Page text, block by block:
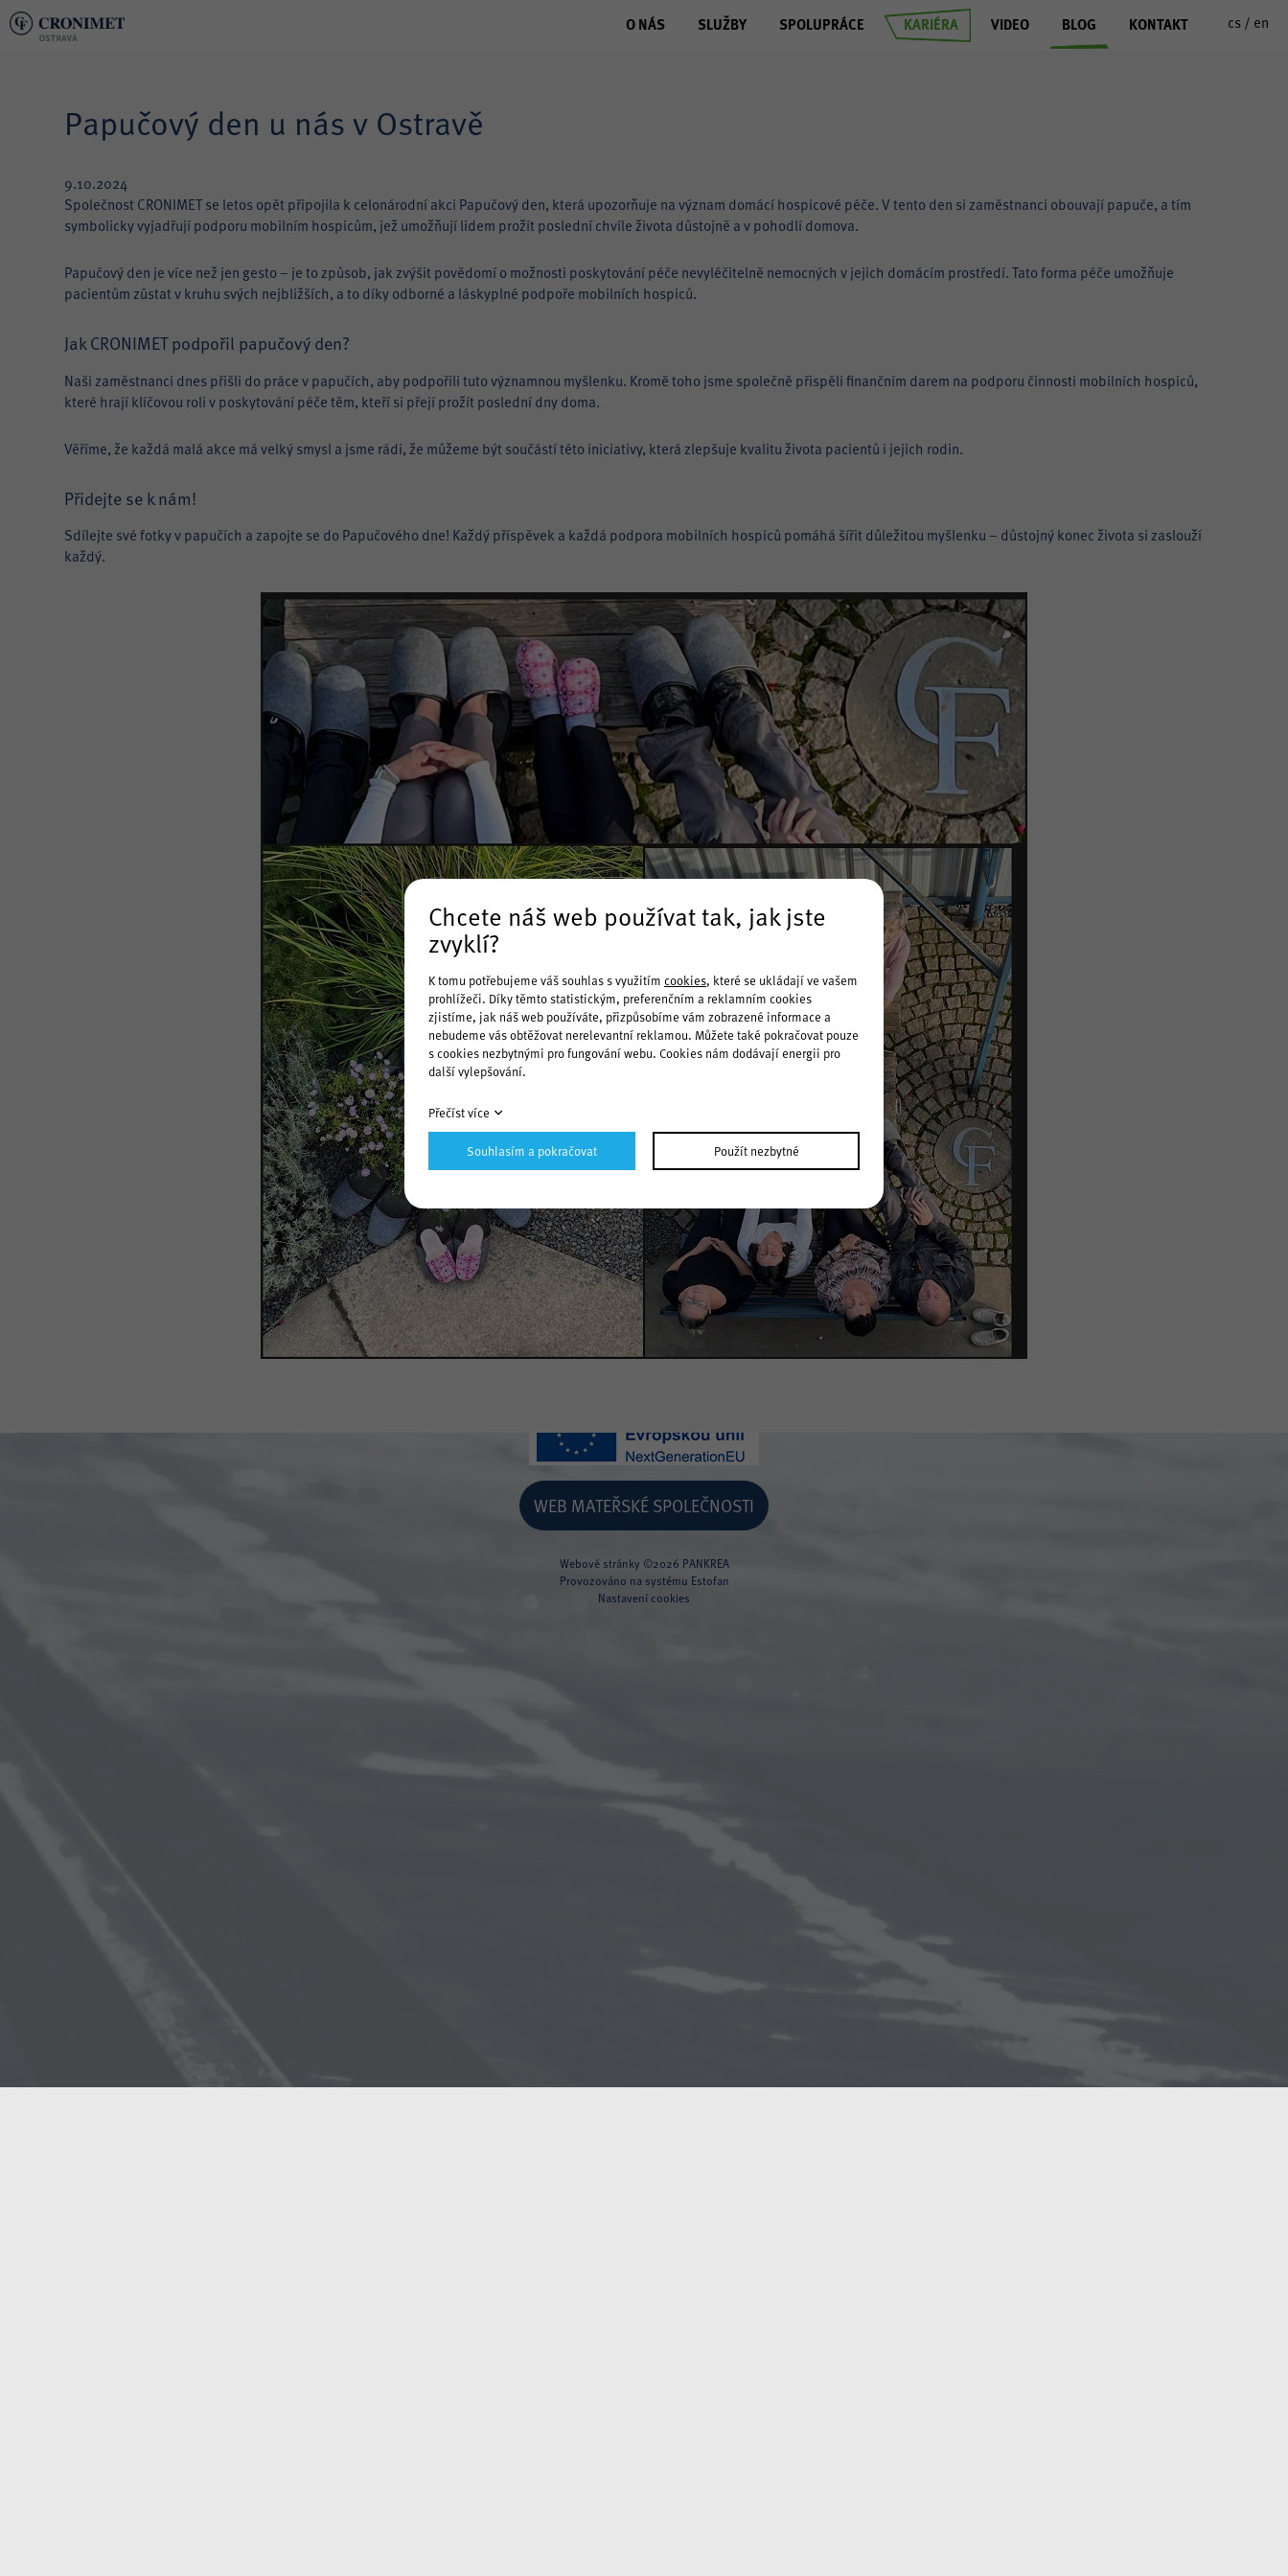
cs / en
O NÁS SLUŽBY SPOLUPRÁCE KARIÉRA VIDEO BLOG KONTAKT
Papučový den u nás v Ostravě
9.10.2024
Společnost CRONIMET se letos opět připojila k celonárodní akci Papučový den, která upozorňuje na význam domácí hospicové péče. V tento den si zaměstnanci obouvají papuče, a tím
symbolicky vyjadřují podporu mobilním hospicům, jež umožňují lidem prožít poslední chvíle života důstojně a v pohodlí domova.
Papučový den je více než jen gesto – je to způsob, jak zvýšit povědomí o možnosti poskytování péče nevyléčitelně nemocných v jejich domácím prostředí. Tato forma péče umožňuje
pacientům zůstat v kruhu svých nejbližších, a to díky odborné a láskyplné podpoře mobilních hospiců.
Jak CRONIMET podpořil papučový den?
Naši zaměstnanci dnes přišli do práce v papučích, aby podpořili tuto významnou myšlenku. Kromě toho jsme společně přispěli finančním darem na podporu činnosti mobilních hospiců,
které hrají klíčovou roli v poskytování péče těm, kteří si přejí prožít poslední dny doma.
Věříme, že každá malá akce má velký smysl a jsme rádi, že můžeme být součástí této iniciativy, která zlepšuje kvalitu života pacientů i jejich rodin.
Přidejte se k nám!
Sdílejte své fotky v papučích a zapojte se do Papučového dne! Každý příspěvek a každá podpora mobilních hospiců pomáhá šířit důležitou myšlenku – důstojný konec života si zaslouží
každý.
+420 596 634 711|mail@cronimet.cz
CRONIMET Ostrava, s.r.o.
Polanecká 1217/55
CZ 721 00 Ostrava-Svinov
WEB MATEŘSKÉ SPOLEČNOSTI
Webové stránky ©2026 PANKREA
Provozováno na systému Estofan
Nastavení cookies
Chcete náš web používat tak, jak jste
zvyklí?
K tomu potřebujeme váš souhlas s využitím cookies, které se ukládají ve vašem
prohlížeči. Díky těmto statistickým, preferenčním a reklamním cookies
zjistíme, jak náš web používáte, přizpůsobíme vám zobrazené informace a
nebudeme vás obtěžovat nerelevantní reklamou. Můžete také pokračovat pouze
s cookies nezbytnými pro fungování webu. Cookies nám dodávají energii pro
další vylepšování.
Přečíst více
Souhlasím a pokračovat
Použít nezbytné